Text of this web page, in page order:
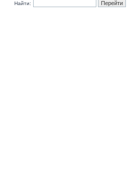
Найти: